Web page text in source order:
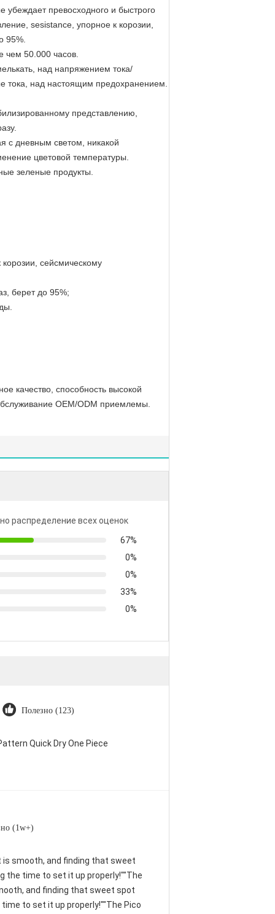
превосходного и быстрого
sesistance, упорное к корозии,
95%.
50.000 часов.
над напряжением тока/
тока, над настоящим предохранением.
представлению,
с дневным светом, никакой
цветовой температуры.
зеленые продукты.
сейсмическому
берет до 95%;
качество, способность высокой
OEM/ODM приемлемы.
распределение всех оценок
67%
0%
0%
33%
0%
Полезно (123)
Quick Dry One Piece
(1w+)
is smooth, and finding that sweet
the time to set it up properly!""The
and finding that sweet spot
to set it up properly!""The Pico